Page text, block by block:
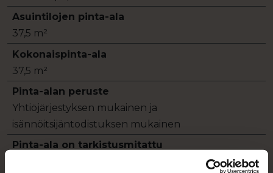
Asuintilojen pinta-ala
37,5 m²
Kokonaispinta-ala
37,5 m²
Pinta-alan peruste
Yhtiöjärjestyksen mukainen ja
isännöitsijäntodistuksen mukainen
Pinta-ala on tarkistusmitattu